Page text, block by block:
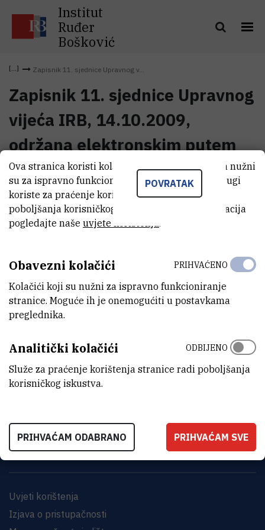
Institut
Ruđer
Bošković
Zapisnik 11. sjednice Upravnog v...
Zapisnik 11. sjednice Upravnog
vijeća IRB, 14.10.2009,
održana elektronskim putem
Zapisnik 11. sjednice Upravnog
vijeća IRB, 14.10.2009, održana
elektronskim putem
(130,9 kB)
INSTITUT RUĐER BOŠKOVIĆ
Bijenička cesta 54, 10000 Zagreb
Uvjeti korištenja
Izjava o pristupačnosti
POVRATAK
Ova stranica koristi kolačiće. Neki od tih kolačića nužni
su za ispravno funkcioniranje stranice, dok se drugi
koriste za praćenje korištenja stranice radi
poboljšanja korisničkog iskustva. Za više informacija
pogledajte naše uvjete korištenja.
Obavezni kolačići
Kolačići koji su nužni za ispravno funkcioniranje
stranice. Moguće ih je onemogućiti u postavkama
preglednika.
PRIHVAĆENO
Analitički kolačići
Služe za praćenje korištenja stranice radi poboljšanja
korisničkog iskustva.
ODBIJENO
PRIHVAĆAM ODABRANO PRIHVAĆAM SVE